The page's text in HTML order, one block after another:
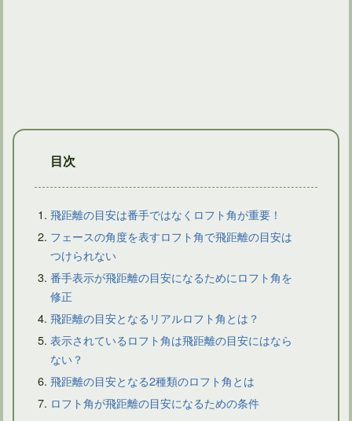
アイアンはアドレスで決まる。ライ角は自分に合っている？
目次
飛距離の目安は番手ではなくロフト角が重要！
フェースの角度を表すロフト角で飛距離の目安は
つけられない
番手表示が飛距離の目安になるためにロフト角を
修正
飛距離の目安となるリアルロフト角とは？
表示されているロフト角は飛距離の目安にはなら
ない？
飛距離の目安となる2種類のロフト角とは
ロフト角が飛距離の目安になるための条件